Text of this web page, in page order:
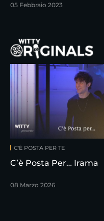
05 Febbraio 2023
C'È POSTA PER TE
C’è Posta Per… Irama
08 Marzo 2026